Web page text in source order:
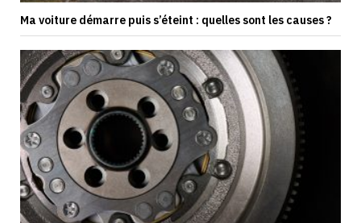
Ma voiture démarre puis s’éteint : quelles sont les causes ?